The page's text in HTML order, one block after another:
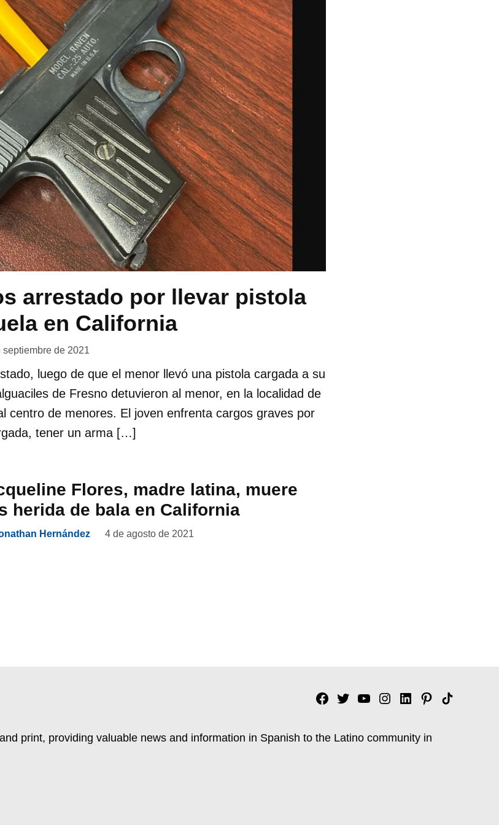
arrestado por llevar pistola
en California
septiembre de 2021
luego de que el menor llevó una pistola cargada a su
de Fresno detuvieron al menor, en la localidad de
centro de menores. El joven enfrenta cargos graves por
tener un arma […]
Flores, madre latina, muere
herida de bala en California
Hernández 4 de agosto de 2021
Facebook
TwitterYouTubeInstagram
Linkedin
Pinterest
Tik
print, providing valuable news and information in Spanish to the Latino community in